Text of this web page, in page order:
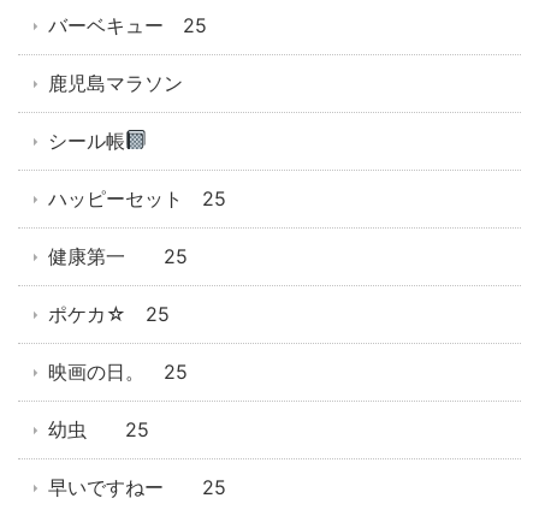
バーベキュー 25
鹿児島マラソン
シール帳
ハッピーセット 25
健康第一 25
ポケカ☆ 25
映画の日。 25
幼虫 25
早いですねー 25